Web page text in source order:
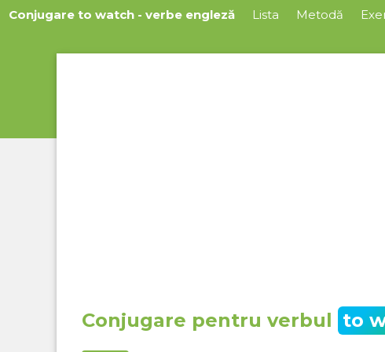
Conjugare to watch - verbe engleză Lista Metodă
Conjugare pentru verbul to